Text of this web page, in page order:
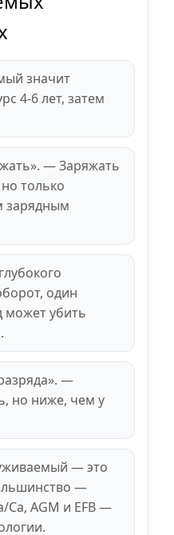
значит
4-6 лет, затем
— Заряжать
только
зарядным
один
может убить
—
но ниже, чем у
— это
—
Ca, AGM и EFB —